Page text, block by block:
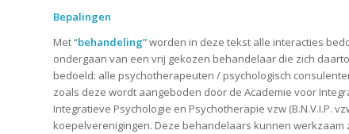
Bepalingen
Met “behandeling”worden in deze tekst alle interacties
ondergaan van een vrij gekozen behandelaar die zich
bedoeld: alle psychotherapeuten / psychologisch
zoals deze wordt aangeboden door de Academie voor
Integratieve Psychologie en Psychotherapie vzw (B.N.V.I.P.
koepelverenigingen. Deze behandelaars kunnen werkzaam